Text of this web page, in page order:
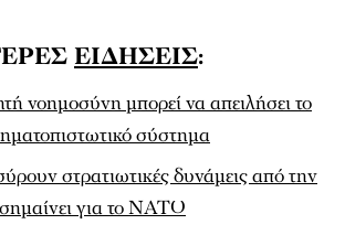
ΕΙΔΗΣΕΙΣ:
νοημοσύνη μπορεί να απειλήσει το
σύστημα
στρατιωτικές δυνάμεις από την
για το ΝΑΤΟ